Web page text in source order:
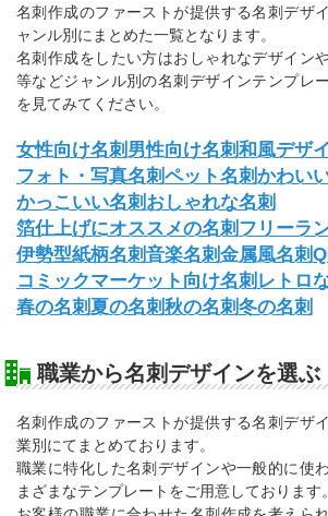
名刺作成のファーストが提供する名刺デザ
ャンル別にまとめた一覧となります。
名刺作成をしたい方はおしゃれなデザイン
等などジャンル別の名刺デザインテンプレ
を見てみてください。
女性向け名刺 男性向け名刺和風デザ
フォト・写真名刺ペット名刺かわい
かっこいい名刺 おしゃれな名刺
箔仕上げにオススメの名刺 フリーラ
伊勢型紙柄名刺音楽名刺金属風名刺
コミックマーケット向け名刺 レトロ
春の名刺夏の名刺秋の名刺冬の名刺
職業から名刺デザインを選ぶ
名刺作成のファーストが提供する名刺デザ
業別にてまとめております。
職業に特化した名刺デザインや一般的に使
まざまなテンプレートをご用意しております。